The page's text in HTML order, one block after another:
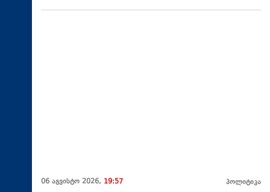
06 აგვისტო 2026, 19:57 პოლიტიკა